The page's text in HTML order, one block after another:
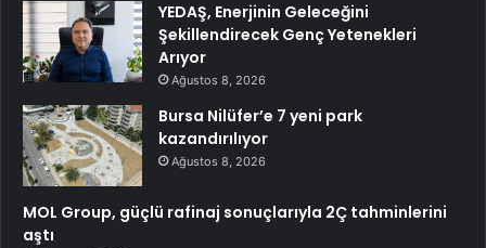
YEDAŞ, Enerjinin Geleceğini
Şekillendirecek Genç Yetenekleri
Arıyor
Ağustos 8, 2026
Bursa Nilüfer’e 7 yeni park
kazandırılıyor
Ağustos 8, 2026
MOL Group, güçlü rafinaj sonuçlarıyla 2Ç tahminlerini
aştı